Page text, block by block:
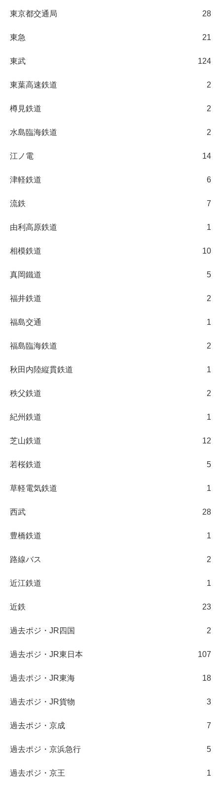
東京都交通局 28
東急 21
東武 124
東葉高速鉄道 2
樽見鉄道 2
水島臨海鉄道 2
江ノ電 14
津軽鉄道 6
流鉄 7
由利高原鉄道 1
相模鉄道 10
真岡鐵道 5
福井鉄道 2
福島交通 1
福島臨海鉄道 2
秋田内陸縦貫鉄道 1
秩父鉄道 2
紀州鉄道 1
芝山鉄道 12
若桜鉄道 5
草軽電気鉄道 1
西武 28
豊橋鉄道 1
路線バス 2
近江鉄道 1
近鉄 23
過去ポジ・JR四国 2
過去ポジ・JR東日本 107
過去ポジ・JR東海 18
過去ポジ・JR貨物 3
過去ポジ・京成 7
過去ポジ・京浜急行 5
過去ポジ・京王 1